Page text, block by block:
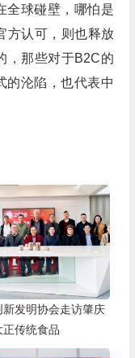
全球碰壁，哪怕是
方认可，则也释放
，那些对于B2C的
的沦陷，也代表中
新发明协会走访肇庆
传统食品